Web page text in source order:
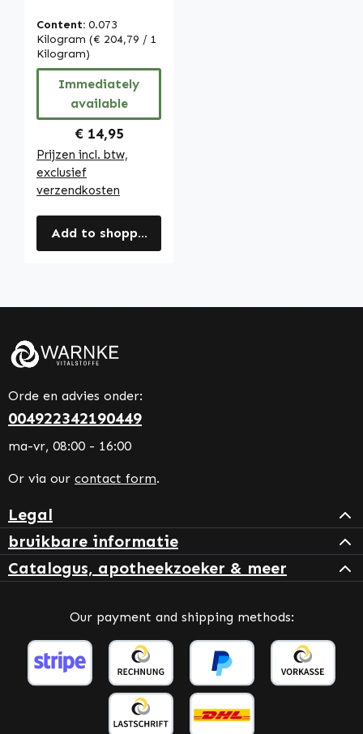
slaap te vallen -
vegan | Warnke
Vitalstoffe
Content: 0.073
Kilogram (€ 204,79 / 1
Kilogram)
Immediately
available
Regular price:
€ 14,95
Prijzen incl. btw,
exclusief
verzendkosten
Add to shopping cart
Orde en advies onder:
004922342190449
ma-vr, 08:00 - 16:00
Or via our contact form.
Legal
bruikbare informatie
Catalogus, apotheekzoeker & meer
Our payment and shipping methods: